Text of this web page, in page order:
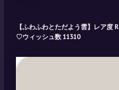
【ふわふわとただよう雲】レア度 R
♡ウィッシュ数 11310